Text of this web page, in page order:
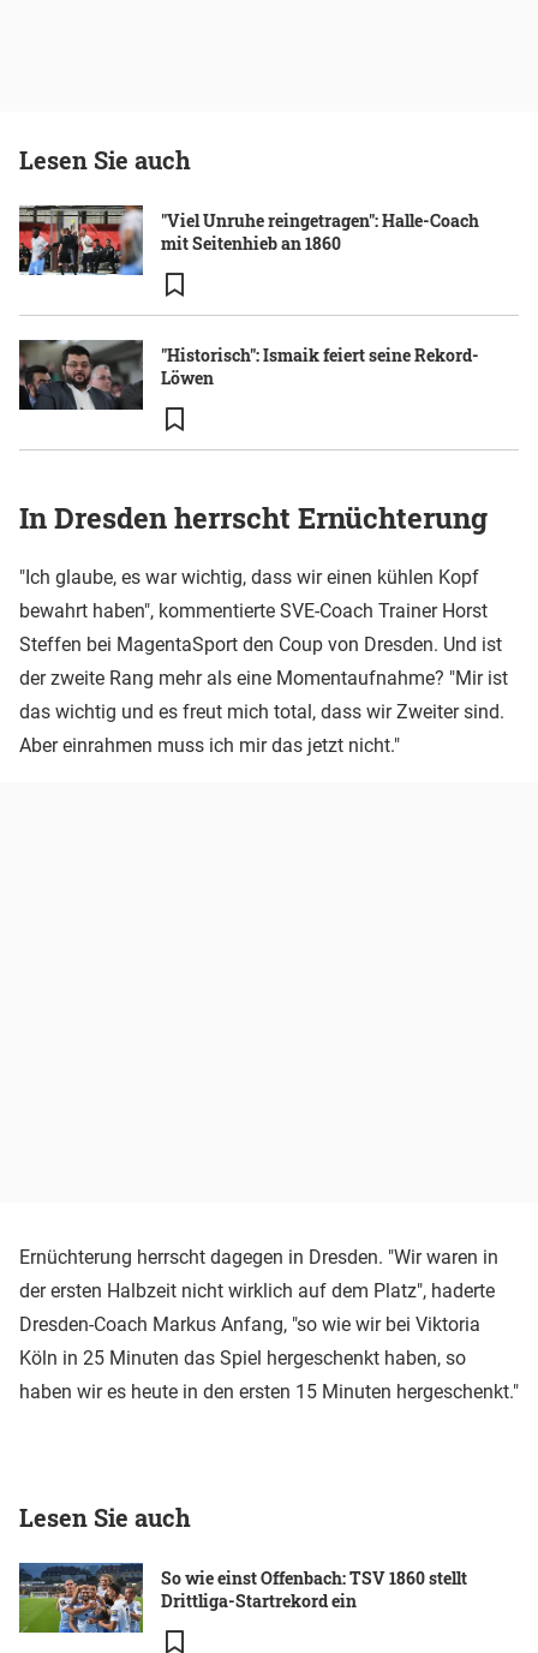
Lesen Sie auch
"Viel Unruhe reingetragen": Halle-Coach
mit Seitenhieb an 1860
"Historisch": Ismaik feiert seine Rekord-
Löwen
In Dresden herrscht Ernüchterung
"Ich glaube, es war wichtig, dass wir einen kühlen Kopf
bewahrt haben", kommentierte SVE-Coach Trainer Horst
Steffen bei MagentaSport den Coup von Dresden. Und ist
der zweite Rang mehr als eine Momentaufnahme? "Mir ist
das wichtig und es freut mich total, dass wir Zweiter sind.
Aber einrahmen muss ich mir das jetzt nicht."
Ernüchterung herrscht dagegen in Dresden. "Wir waren in
der ersten Halbzeit nicht wirklich auf dem Platz", haderte
Dresden-Coach Markus Anfang, "so wie wir bei Viktoria
Köln in 25 Minuten das Spiel hergeschenkt haben, so
haben wir es heute in den ersten 15 Minuten hergeschenkt."
Lesen Sie auch
So wie einst Offenbach: TSV 1860 stellt
Drittliga-Startrekord ein